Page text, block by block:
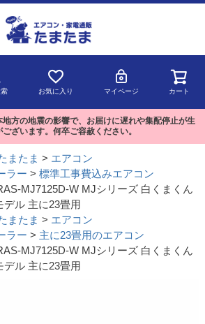
お気に入り マイページ カート
方の地震の影響で、お届けに遅れや集配停止が生
ございます。何卒ご容赦ください。
またま
エアコン
ラー
標準工事費込みエアコン
MJ7125D-W MJシリーズ 白くまくん
デル 主に23畳用
またま
エアコン
ラー
主に23畳用のエアコン
MJ7125D-W MJシリーズ 白くまくん
デル 主に23畳用